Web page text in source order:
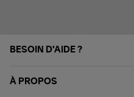
BESOIN D'AIDE ?
À PROPOS